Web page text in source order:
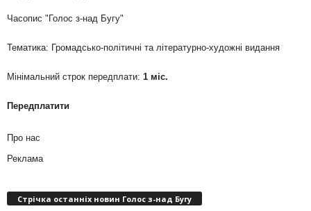
Часопис "Голос з-над Бугу"
Тематика: Громадсько-політичні та літературно-художні видання
Мінімальний строк передплати: 1 міс.
Передплатити
Про нас
Реклама
Стрічка останніх новин Голос з-над Бугу